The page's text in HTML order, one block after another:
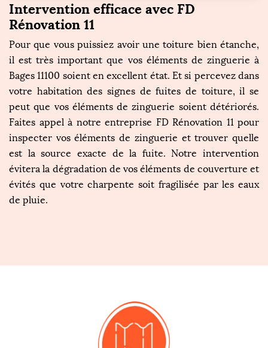
Intervention efficace avec FD
Rénovation 11
Pour que vous puissiez avoir une toiture bien étanche,
il est très important que vos éléments de zinguerie à
Bages 11100 soient en excellent état. Et si percevez dans
votre habitation des signes de fuites de toiture, il se
peut que vos éléments de zinguerie soient détériorés.
Faites appel à notre entreprise FD Rénovation 11 pour
inspecter vos éléments de zinguerie et trouver quelle
est la source exacte de la fuite. Notre intervention
évitera la dégradation de vos éléments de couverture et
évités que votre charpente soit fragilisée par les eaux
de pluie.